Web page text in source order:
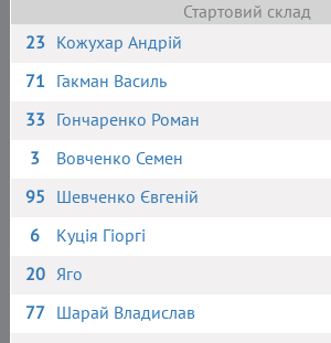
Стартовий склад
23 Кожухар Андрій
71 Гакман Василь
33 Гончаренко Роман
3
Вовченко Семен
95 Шевченко Євгеній
6
Куція Гіоргі
20 Яго
77 Шарай Владислав